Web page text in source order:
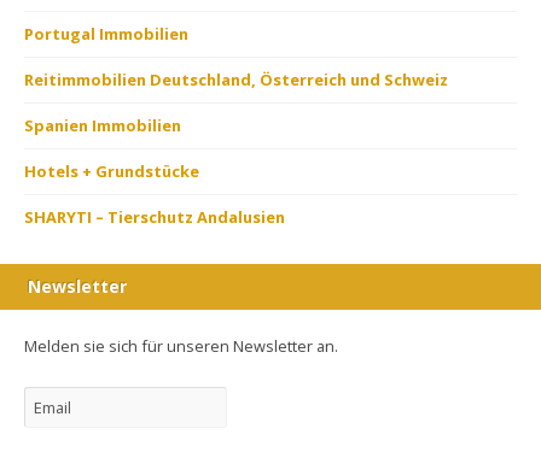
Portugal Immobilien
Reitimmobilien Deutschland, Österreich und Schweiz
Spanien Immobilien
Hotels + Grundstücke
SHARYTI – Tierschutz Andalusien
Newsletter
Melden sie sich für unseren Newsletter an.